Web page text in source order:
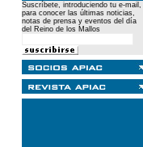
Suscríbete, introduciendo tu e-mail,
para conocer las últimas noticias,
notas de prensa y eventos del día
del Reino de los Mallos